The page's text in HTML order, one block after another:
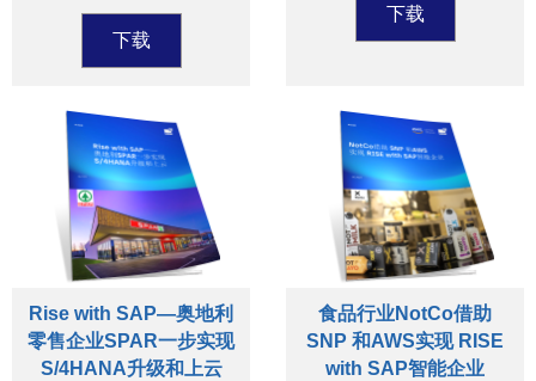
下载
下载
Rise with SAP—奥地利
零售企业SPAR一步实现
S/4HANA升级和上云
食品行业NotCo借助
SNP 和AWS实现 RISE
with SAP智能企业